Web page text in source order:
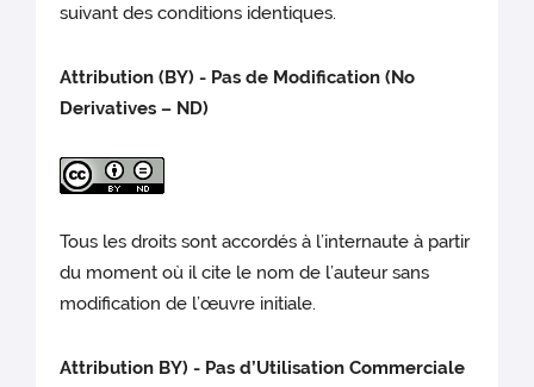
suivant des conditions identiques.
Attribution (BY) - Pas de Modification (No
Derivatives – ND)
Tous les droits sont accordés à l’internaute à partir
du moment où il cite le nom de l’auteur sans
modification de l’œuvre initiale.
Attribution BY) - Pas d’Utilisation Commerciale